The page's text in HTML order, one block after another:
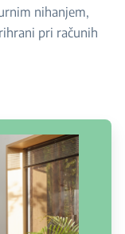
nihanjem,
pri računih